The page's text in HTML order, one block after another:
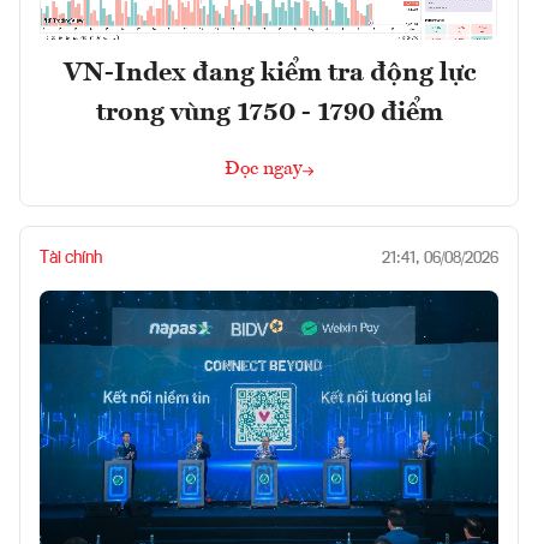
VN-Index đang kiểm tra động lực
trong vùng 1750 - 1790 điểm
Đọc ngay
Tài chính 21:41, 06/08/2026